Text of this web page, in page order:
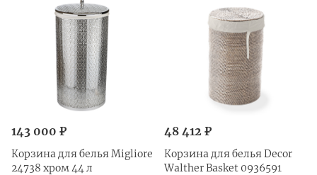
143 000 ₽
Корзина для белья Migliore
24738 хром 44 л
48 412 ₽
Корзина для белья Decor
Walther Basket 0936591